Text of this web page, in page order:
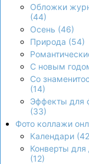
Обложки
(44)
Осень (46)
Природа (54)
С новым
Со
(14)
Эффекты для
(33)
Фото коллажи
Календари
Конверты для
(12)